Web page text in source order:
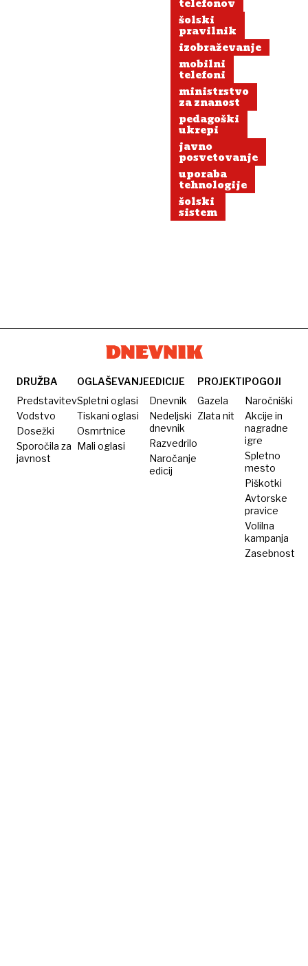
telefonov
šolski
pravilnik
izobraževanje
mobilni
telefoni
ministrstvo
za znanost
pedagoški
ukrepi
javno
posvetovanje
uporaba
tehnologije
šolski
sistem
DRUŽBA
Predstavitev
Vodstvo
Dosežki
Sporočila za
javnost
OGLAŠEVANJE
Spletni oglasi
Tiskani oglasi
Osmrtnice
Mali oglasi
EDICIJE
Dnevnik
Nedeljski
dnevnik
Razvedrilo
Naročanje
edicij
PROJEKTI
Gazela
Zlata nit
POGOJI
Naročniški
Akcije in
nagradne
igre
Spletno
mesto
Piškotki
Avtorske
pravice
Volilna
kampanja
Zasebnost